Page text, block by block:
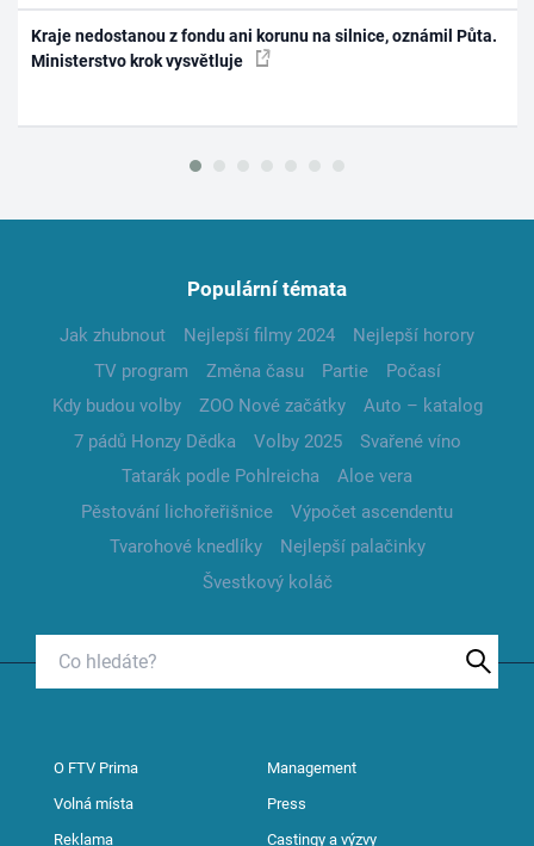
Kraje nedostanou z fondu ani korunu na silnice, oznámil Půta.
Ministerstvo krok vysvětluje
Populární témata
Jak zhubnout Nejlepší filmy 2024
Nejlepší horory
TV program
Změna času Partie
Počasí
Kdy budou volby
ZOO Nové začátky
Auto – katalog
7 pádů Honzy Dědka
Volby 2025
Svařené víno
Tatarák podle Pohlreicha
Aloe vera
Pěstování lichořeřišnice
Výpočet ascendentu
Tvarohové knedlíky
Nejlepší palačinky
Švestkový koláč
O FTV Prima Management
Volná místa Press
Reklama Castingy a výzvy